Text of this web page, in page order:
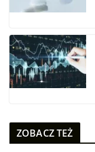
ZOBACZ TEŻ